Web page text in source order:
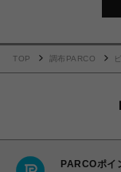
TOP 調布PARCO
PARCOポイ